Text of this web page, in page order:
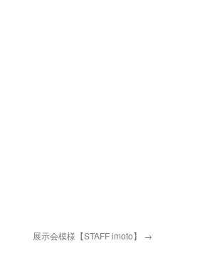
展示会模様【STAFF imoto】 →